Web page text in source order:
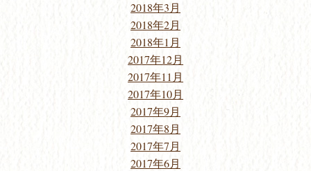
2018年3月
2018年2月
2018年1月
2017年12月
2017年11月
2017年10月
2017年9月
2017年8月
2017年7月
2017年6月